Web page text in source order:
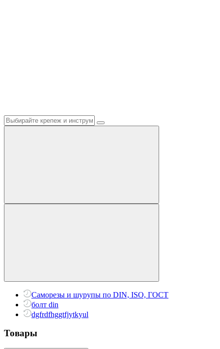
Саморезы и шурупы по DIN, ISO, ГОСТ
болт din
dgfrdfhggtfjytkyul
Товары